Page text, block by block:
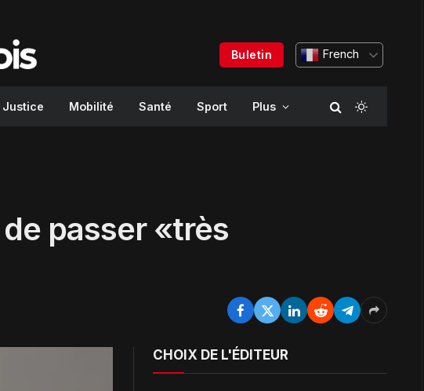
Buletin French
Justice Mobilité Santé Sport Plus
passer «très
CHOIX DE L'ÉDITEUR